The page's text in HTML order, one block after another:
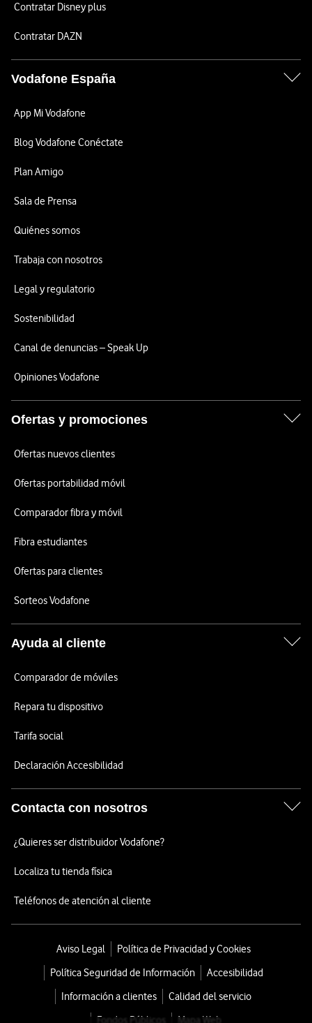
Contratar Disney plus
Contratar DAZN
Vodafone España
App Mi Vodafone
Blog Vodafone Conéctate
Plan Amigo
Sala de Prensa
Quiénes somos
Trabaja con nosotros
Legal y regulatorio
Sostenibilidad
Canal de denuncias – Speak Up
Opiniones Vodafone
Ofertas y promociones
Ofertas nuevos clientes
Ofertas portabilidad móvil
Comparador fibra y móvil
Fibra estudiantes
Ofertas para clientes
Sorteos Vodafone
Ayuda al cliente
Comparador de móviles
Repara tu dispositivo
Tarifa social
Declaración Accesibilidad
Contacta con nosotros
¿Quieres ser distribuidor Vodafone?
Localiza tu tienda física
Teléfonos de atención al cliente
Aviso Legal
Política de Privacidad y Cookies
Política Seguridad de Información
Accesibilidad
Información a clientes
Calidad del servicio
Fondos Públicos
Mapa Web